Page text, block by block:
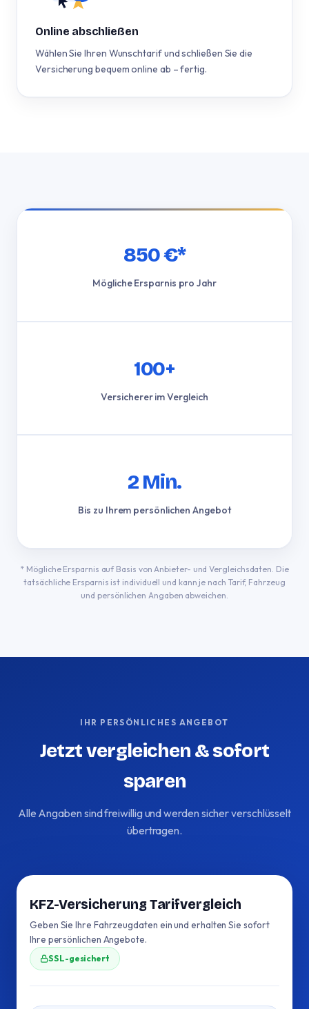
Online abschließen
Wählen Sie Ihren Wunschtarif und schließen Sie die
Versicherung bequem online ab – fertig.
850 €*
Mögliche Ersparnis pro Jahr
100+
Versicherer im Vergleich
2 Min.
Bis zu Ihrem persönlichen Angebot
* Mögliche Ersparnis auf Basis von Anbieter- und Vergleichsdaten. Die
tatsächliche Ersparnis ist individuell und kann je nach Tarif, Fahrzeug
und persönlichen Angaben abweichen.
IHR PERSÖNLICHES ANGEBOT
Jetzt vergleichen & sofort
sparen
Alle Angaben sind freiwillig und werden sicher verschlüsselt
übertragen.
KFZ-Versicherung Tarifvergleich
Geben Sie Ihre Fahrzeugdaten ein und erhalten Sie sofort
Ihre persönlichen Angebote.
SSL-gesichert